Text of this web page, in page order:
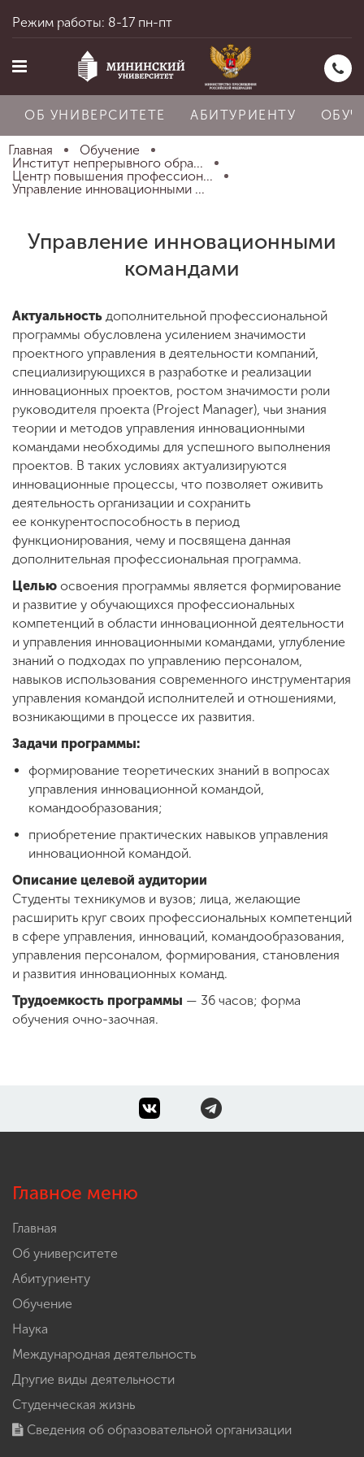
Главная
Об университете
Абитуриенту
Обучение
Наука
Международная
деятельность
Другие виды
деятельности
Студенческая жизнь
Сведения об
образовательной
организации
ENG CHI
Приемная
комиссия
+7 (831) 262-26-20
Режим работы: 8-17 пн-пт
ОБ УНИВЕРСИТЕТЕ АБИТУРИЕНТУ
Главная
Обучение
Институт непрерывного обра...
Центр повышения профессион...
Управление инновационными ...
Управление инновационными
командами
Актуальность дополнительной профессиональной
программы обусловлена усилением значимости
проектного управления в деятельности компаний,
специализирующихся в разработке и реализации
инновационных проектов, ростом значимости роли
руководителя проекта (Project Manager), чьи знания
теории и методов управления инновационными
командами необходимы для успешного выполнения
проектов. В таких условиях актуализируются
инновационные процессы, что позволяет оживить
деятельность организации и сохранить
ее конкурентоспособность в период
функционирования, чему и посвящена данная
дополнительная профессиональная программа.
Целью освоения программы является формирование
и развитие у обучающихся профессиональных
компетенций в области инновационной деятельности
и управления инновационными командами, углубление
знаний о подходах по управлению персоналом,
навыков использования современного инструментария
управления командой исполнителей и отношениями,
возникающими в процессе их развития.
Задачи программы:
формирование теоретических знаний в вопросах
управления инновационной командой,
командообразования;
приобретение практических навыков управления
инновационной командой.
Описание целевой аудитории
Студенты техникумов и вузов; лица, желающие
расширить круг своих профессиональных компетенций
в сфере управления, инноваций, командообразования,
управления персоналом, формирования, становления
и развития инновационных команд.
Трудоемкость программы — 36 часов; форма
обучения очно-заочная.
Главное меню
Главная
Об университете
Абитуриенту
Обучение
Наука
Международная деятельность
Другие виды деятельности
Студенческая жизнь
Сведения об образовательной организации